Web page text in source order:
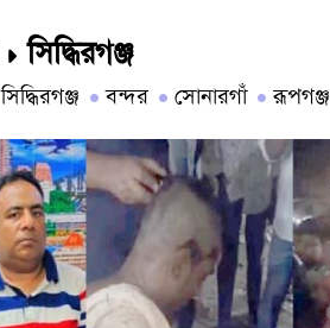
সিদ্ধিরগঞ্জ
সিদ্ধিরগঞ্জ বন্দর সোনারগাঁ রূপগঞ্জ